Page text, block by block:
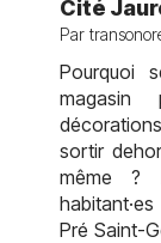
Cité
Par
Pourquoi
magasin
sortir
même ?
Pré Saint-